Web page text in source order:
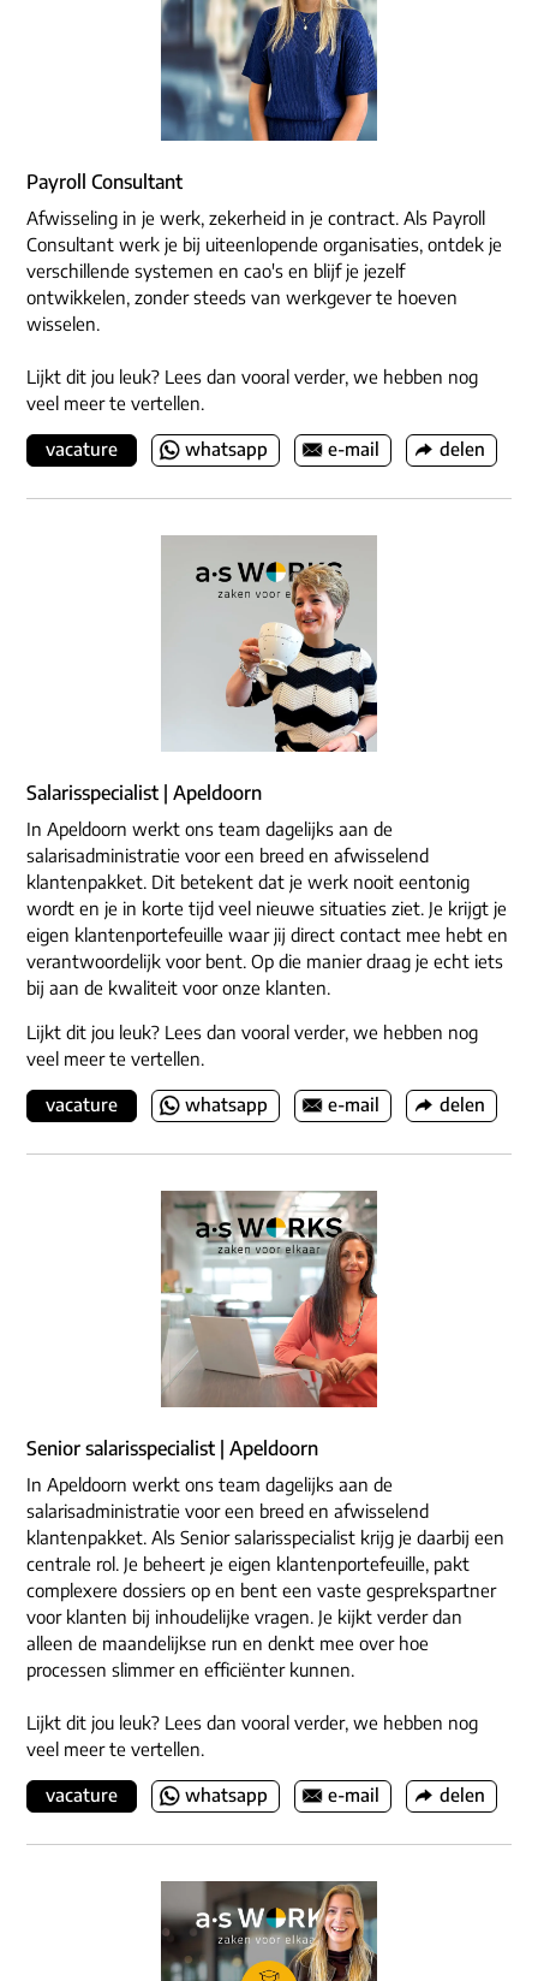
Payroll Consultant
Afwisseling in je werk, zekerheid in je contract. Als Payroll
Consultant werk je bij uiteenlopende organisaties, ontdek je
verschillende systemen en cao's en blijf je jezelf
ontwikkelen, zonder steeds van werkgever te hoeven
wisselen.
Lijkt dit jou leuk? Lees dan vooral verder, we hebben nog
veel meer te vertellen.
vacature whatsapp e-mail delen
Salarisspecialist | Apeldoorn
In Apeldoorn werkt ons team dagelijks aan de
salarisadministratie voor een breed en afwisselend
klantenpakket. Dit betekent dat je werk nooit eentonig
wordt en je in korte tijd veel nieuwe situaties ziet. Je krijgt je
eigen klantenportefeuille waar jij direct contact mee hebt en
verantwoordelijk voor bent. Op die manier draag je echt iets
bij aan de kwaliteit voor onze klanten.
Lijkt dit jou leuk? Lees dan vooral verder, we hebben nog
veel meer te vertellen.
vacature whatsapp e-mail delen
Senior salarisspecialist | Apeldoorn
In Apeldoorn werkt ons team dagelijks aan de
salarisadministratie voor een breed en afwisselend
klantenpakket. Als Senior salarisspecialist krijg je daarbij een
centrale rol. Je beheert je eigen klantenportefeuille, pakt
complexere dossiers op en bent een vaste gesprekspartner
voor klanten bij inhoudelijke vragen. Je kijkt verder dan
alleen de maandelijkse run en denkt mee over hoe
processen slimmer en efficiënter kunnen.
Lijkt dit jou leuk? Lees dan vooral verder, we hebben nog
veel meer te vertellen.
vacature whatsapp e-mail delen